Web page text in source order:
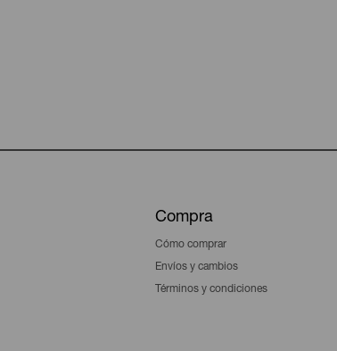
Compra
Cómo comprar
Envíos y cambios
Términos y condiciones